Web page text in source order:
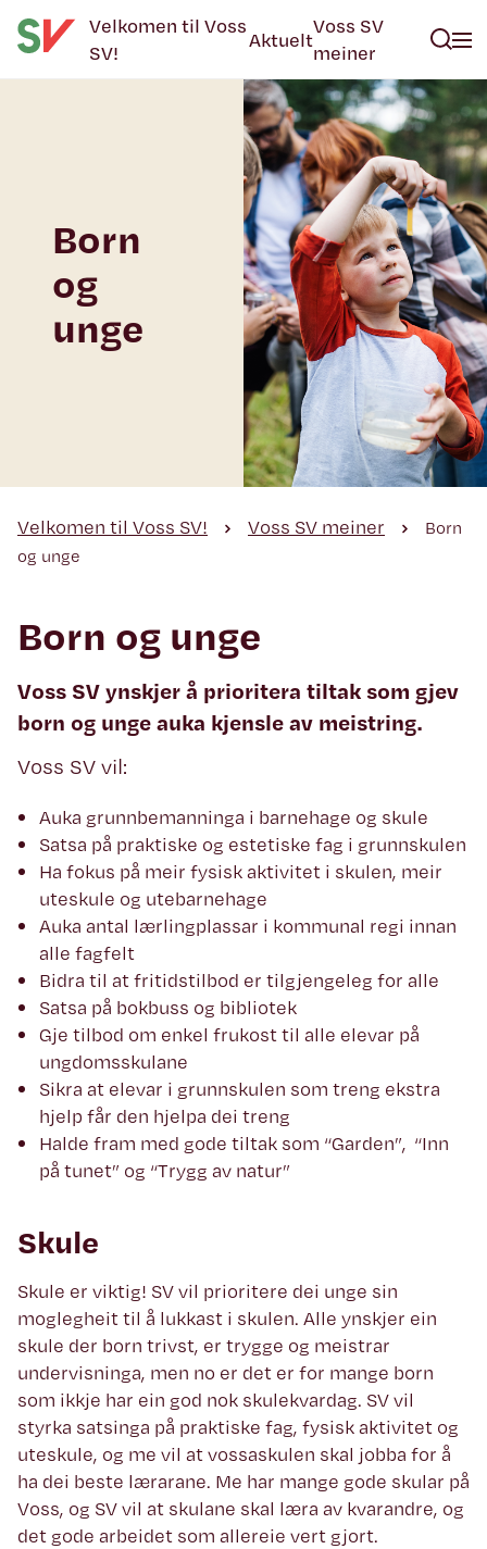
Velkomen til Voss
SV!
Aktuelt
Voss SV
meiner
Born
og
unge
Velkomen til Voss SV! Voss SV meiner
Born
og unge
Born og unge
Voss SV ynskjer å prioritera tiltak som gjev
born og unge auka kjensle av meistring.
Voss SV vil:
Auka grunnbemanninga i barnehage og skule
Satsa på praktiske og estetiske fag i grunnskulen
Ha fokus på meir fysisk aktivitet i skulen, meir
uteskule og utebarnehage
Auka antal lærlingplassar i kommunal regi innan
alle fagfelt
Bidra til at fritidstilbod er tilgjengeleg for alle
Satsa på bokbuss og bibliotek
Gje tilbod om enkel frukost til alle elevar på
ungdomsskulane
Sikra at elevar i grunnskulen som treng ekstra
hjelp får den hjelpa dei treng
Halde fram med gode tiltak som “Garden”, “Inn
på tunet” og “Trygg av natur”
Skule
Skule er viktig! SV vil prioritere dei unge sin
moglegheit til å lukkast i skulen. Alle ynskjer ein
skule der born trivst, er trygge og meistrar
undervisninga, men no er det er for mange born
som ikkje har ein god nok skulekvardag. SV vil
styrka satsinga på praktiske fag, fysisk aktivitet og
uteskule, og me vil at vossaskulen skal jobba for å
ha dei beste lærarane. Me har mange gode skular på
Voss, og SV vil at skulane skal læra av kvarandre, og
det gode arbeidet som allereie vert gjort.